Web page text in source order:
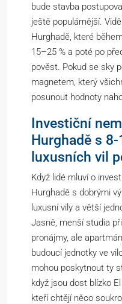
bude stavba
ještě populárnější.
Hurghadě, které
15–25 % a poté po
pověst. Pokud se sky
magnetem, který
posunout hodnoty
Investiční
Hurghadě s
luxusních vil
Když lidé mluví o
Hurghadě s dobrými
luxusní vily a větší
Jasně, menší studia
pronájmy, ale
budoucí jednotky ve
mohou poskytnout ty
když jsou dost blízko
kteří chtějí něco